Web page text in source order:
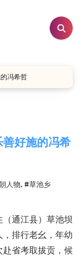
冯希哲
好施的冯希
人物, #草池乡
排行老幺，年幼
省考取拔贡，候